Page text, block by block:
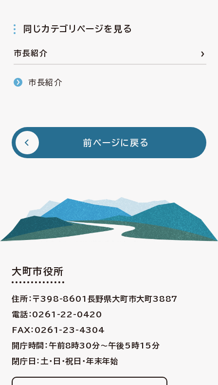
同じカテゴリページを見る
市長紹介
市長紹介
前ページに戻る
大町市役所
住所：〒398-8601 長野県大町市大町3887
電話：0261-22-0420
FAX：0261-23-4304
開庁時間：午前8時30分〜午後5時15分
閉庁日：土・日・祝日・年末年始